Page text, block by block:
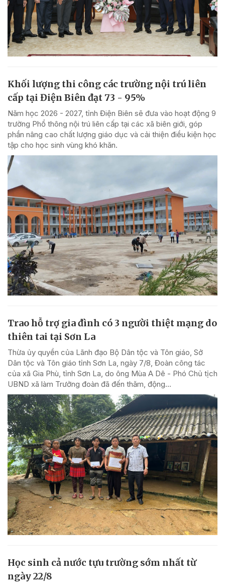
Khối lượng thi công các trường nội trú liên
cấp tại Điện Biên đạt 73 - 95%
Năm học 2026 - 2027, tỉnh Điện Biên sẽ đưa vào hoạt động 9
trường Phổ thông nội trú liên cấp tại các xã biên giới, góp
phần nâng cao chất lượng giáo dục và cải thiện điều kiện học
tập cho học sinh vùng khó khăn.
Trao hỗ trợ gia đình có 3 người thiệt mạng do
thiên tai tại Sơn La
Thừa ủy quyền của Lãnh đạo Bộ Dân tộc và Tôn giáo, Sở
Dân tộc và Tôn giáo tỉnh Sơn La, ngày 7/8, Đoàn công tác
của xã Gia Phù, tỉnh Sơn La, do ông Mùa A Dê - Phó Chủ tịch
UBND xã làm Trưởng đoàn đã đến thăm, động...
Học sinh cả nước tựu trường sớm nhất từ
ngày 22/8